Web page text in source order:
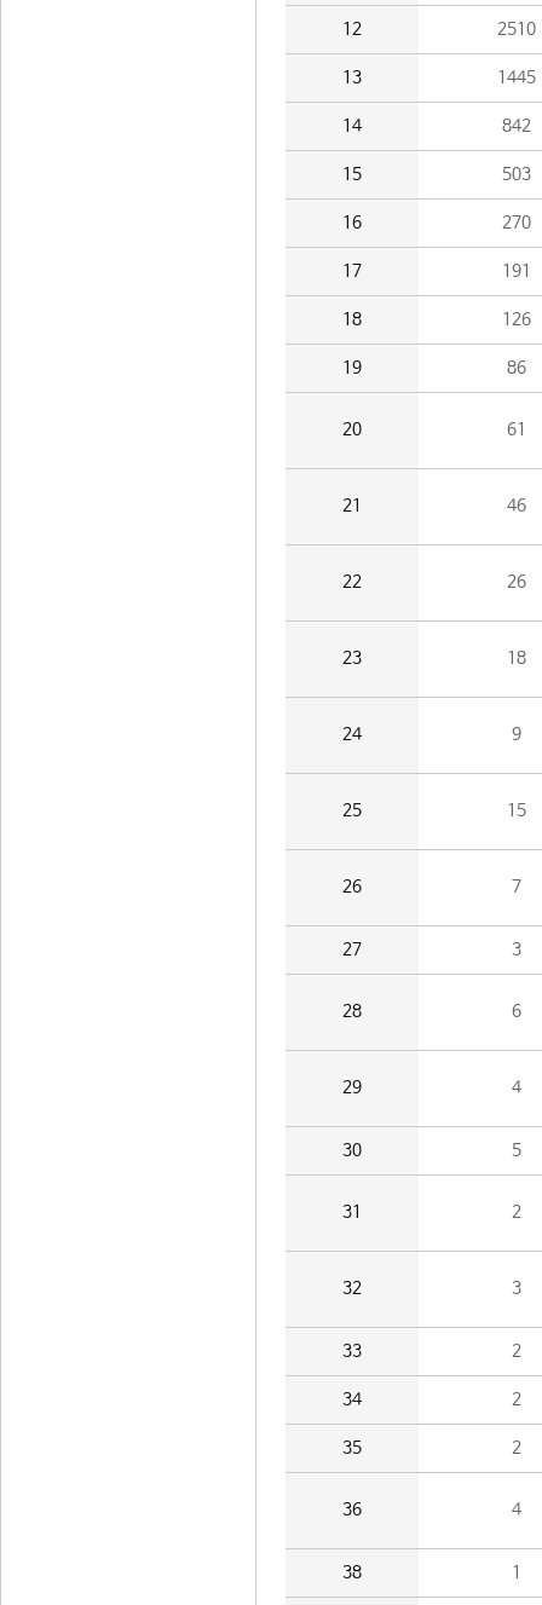
12 2510
13 1445
14 842
15 503
16 270
17 191
18 126
19 86
20 61
21 46
22 26
23 18
24 9
25 15
26 7
27 3
28 6
29 4
30 5
31 2
32 3
33 2
34 2
35 2
36 4
38 1